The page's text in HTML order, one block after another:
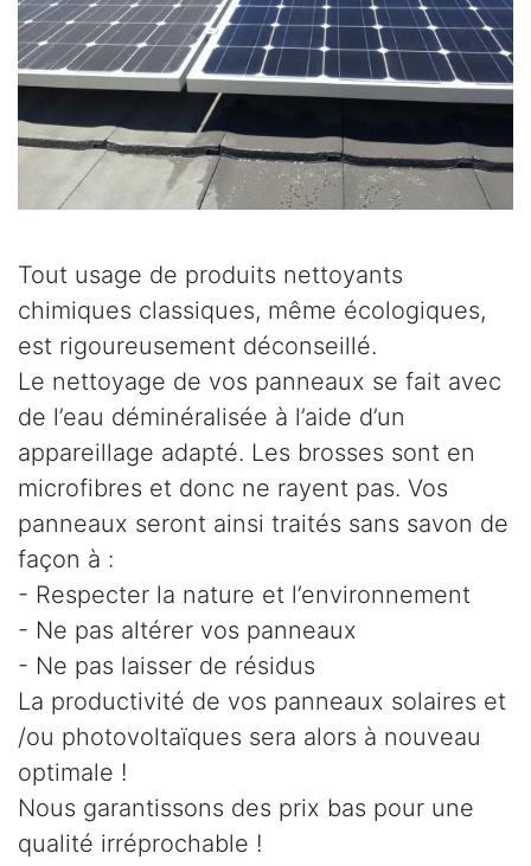
Tout usage de produits nettoyants
chimiques classiques, même écologiques,
est rigoureusement déconseillé.
Le nettoyage de vos panneaux se fait avec
de l’eau déminéralisée à l’aide d’un
appareillage adapté. Les brosses sont en
microfibres et donc ne rayent pas. Vos
panneaux seront ainsi traités sans savon de
façon à :
- Respecter la nature et l’environnement
- Ne pas altérer vos panneaux
- Ne pas laisser de résidus
La productivité de vos panneaux solaires et
/ou photovoltaïques sera alors à nouveau
optimale !
Nous garantissons des prix bas pour une
qualité irréprochable !